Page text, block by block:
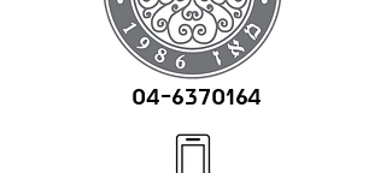
04-6370164